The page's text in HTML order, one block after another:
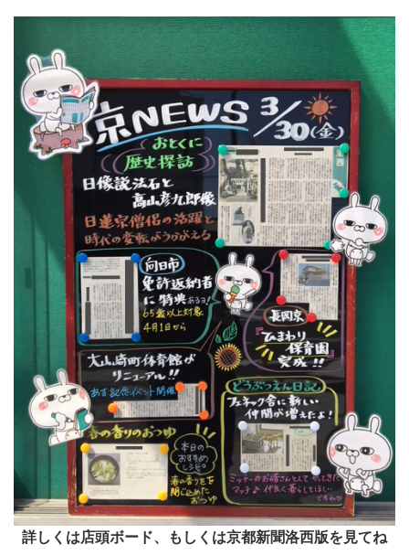
詳しくは店頭ボード、もしくは京都新聞洛西版を見てね